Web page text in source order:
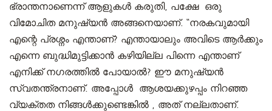
ഭ്രാന്തനാണെന്ന് ആളുകൾ കരുതി, പക്ഷേ ഒരു
വിമോചിത മനുഷ്യൻ അങ്ങനെയാണ്. “നരകവുമായി
എന്റെ പ്രശ്നം എന്താണ്? എന്തായാലും അവിടെ ആർക്കും
എന്നെ ബുദ്ധിമുട്ടിക്കാൻ കഴിയില്ല പിന്നെ എന്താണ്
എനിക്ക് നഗരത്തിൽ പോയാൽ? ഈ മനുഷ്യൻ
സ്വതന്ത്രനാണ്. അപ്പോൾ ആശയക്കുഴപ്പം നിറഞ്ഞ
വ്യക്തത നിങ്ങൾക്കുണ്ടെങ്കിൽ , അത് നല്ലതാണ്.